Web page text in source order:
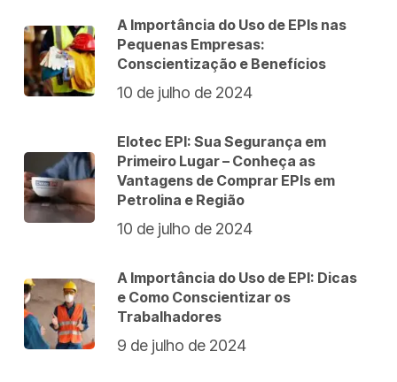
A Importância do Uso de EPIs nas
Pequenas Empresas:
Conscientização e Benefícios
10 de julho de 2024
Elotec EPI: Sua Segurança em
Primeiro Lugar – Conheça as
Vantagens de Comprar EPIs em
Petrolina e Região
10 de julho de 2024
A Importância do Uso de EPI: Dicas
e Como Conscientizar os
Trabalhadores
9 de julho de 2024